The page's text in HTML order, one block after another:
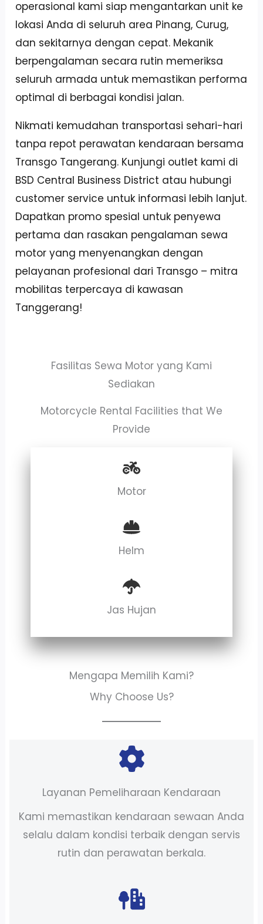
operasional kami siap mengantarkan unit ke
lokasi Anda di seluruh area Pinang, Curug,
dan sekitarnya dengan cepat. Mekanik
berpengalaman secara rutin memeriksa
seluruh armada untuk memastikan performa
optimal di berbagai kondisi jalan.
Nikmati kemudahan transportasi sehari-hari
tanpa repot perawatan kendaraan bersama
Transgo Tangerang. Kunjungi outlet kami di
BSD Central Business District atau hubungi
customer service untuk informasi lebih lanjut.
Dapatkan promo spesial untuk penyewa
pertama dan rasakan pengalaman sewa
motor yang menyenangkan dengan
pelayanan profesional dari Transgo – mitra
mobilitas terpercaya di kawasan
Tanggerang!
Fasilitas Sewa Motor yang Kami
Sediakan
Motorcycle Rental Facilities that We
Provide
Motor
Helm
Jas Hujan
Mengapa Memilih Kami?
Why Choose Us?
Layanan Pemeliharaan Kendaraan
Kami memastikan kendaraan sewaan Anda
selalu dalam kondisi terbaik dengan servis
rutin dan perawatan berkala.